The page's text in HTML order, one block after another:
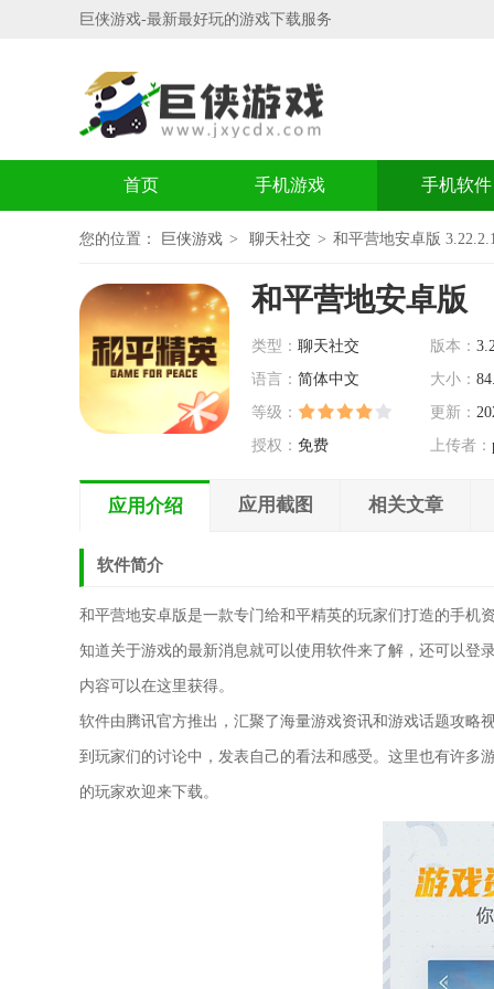
巨侠游戏-最新最好玩的游戏下载服务
首页 手机游戏 手机软件
您的位置： 巨侠游戏 聊天社交 和平营地安卓版
和平营地安卓版
类型： 聊天社交 版本：
语言： 简体中文 大小：
等级：
更新：
授权： 免费 上传者：
应用介绍 应用截图 相关文章
软件简介
和平营地安卓版是一款专门给和平精英的玩家们打造的手机
知道关于游戏的最新消息就可以使用软件来了解，还可以登
内容可以在这里获得。
软件由腾讯官方推出，汇聚了海量游戏资讯和游戏话题攻略
到玩家们的讨论中，发表自己的看法和感受。这里也有许多
的玩家欢迎来下载。